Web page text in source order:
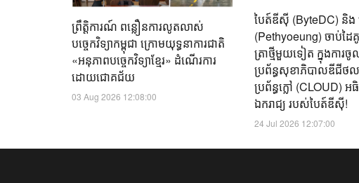
ព្រឹត្តិការណ៍ ពន្លឿនការលូតលាស់
បច្ចេកវិទ្យាកម្ពុជា ក្រោមយុទ្ធនាការជាតិ
«អនុភាពបច្ចេកវិទ្យាខ្មែរ» ដំណើរការ
ដោយជោគជ័យ
03 Aug 2026 12:08:00
បៃត៍ឌីស៊ី (ByteDC) និង
(Pethyoeung) ចាប់ដៃ
ត្រាថ្មីមួយទៀត ក្នុងការ
ប្រព័ន្ធសុខាភិបាលឌីជីថល​
ប្រព័ន្ធក្លៅ (CLOUD)
ឯករាជ្យ របស់បៃត៍ឌីស៊ី!
24 Jul 2026 12:07:00